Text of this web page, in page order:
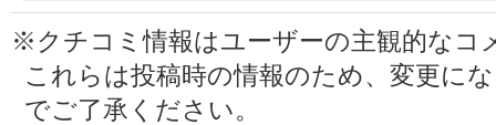
※クチコミ情報はユーザーの主観的なコ
これらは投稿時の情報のため、変更に
でご了承ください。